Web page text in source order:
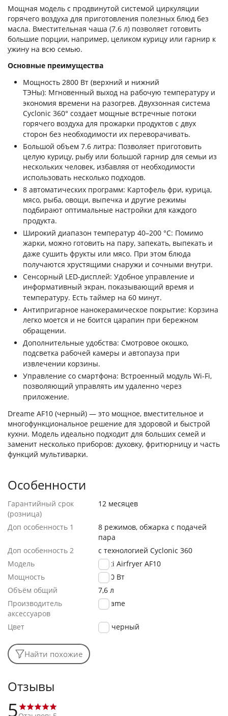
Мощная модель с продвинутой системой циркуляции
горячего воздуха для приготовления полезных блюд без
масла. Вместительная чаша (7.6 л) позволяет готовить
большие порции, например, целиком курицу или гарнир к
ужину на всю семью.
Основные преимущества
Мощность 2800 Вт (верхний и нижний
ТЭНы): Мгновенный выход на рабочую температуру и
экономия времени на разогрев. Двухзонная система
Cyclonic 360° создает мощные встречные потоки
горячего воздуха для прожарки продуктов с двух
сторон без необходимости их переворачивать.
Большой объем 7.6 литра: Позволяет приготовить
целую курицу, рыбу или большой гарнир для семьи из
нескольких человек, избавляя от необходимости
использовать несколько подходов.
8 автоматических программ: Картофель фри, курица,
мясо, рыба, овощи, выпечка и другие режимы
подбирают оптимальные настройки для каждого
продукта.
Широкий диапазон температур 40–200 °C: Помимо
жарки, можно готовить на пару, запекать, выпекать и
даже сушить фрукты или мясо. При этом блюда
получаются хрустящими снаружи и сочными внутри.
Сенсорный LED-дисплей: Удобное управление и
информативный экран, показывающий время и
температуру. Есть таймер на 60 минут.
Антипригарное нанокерамическое покрытие: Корзина
легко моется и не боится царапин при бережном
обращении.
Дополнительные удобства: Смотровое окошко,
подсветка рабочей камеры и автопауза при
извлечении корзины.
Управление со смартфона: Встроенный модуль Wi-Fi,
позволяющий управлять им удаленно через
приложение.
Dreame AF10 (черный) — это мощное, вместительное и
многофункциональное решение для здоровой и быстрой
кухни. Модель идеально подходит для больших семей и
заменит несколько приборов: духовку, фритюрницу и часть
функций мультиварки.
Особенности
Гарантийный срок
(розница)
12 месяцев
Доп особенность 1
8 режимов, обжарка с подачей
пара
Доп особенность 2
с технологией Cyclonic 360
Модель
Tasti Airfryer AF10
Мощность
2800 Вт
Объём общий
7,6 л
Производитель
аксессуаров
Dreame
Цвет черный
Найти похожие
Отзывы
5